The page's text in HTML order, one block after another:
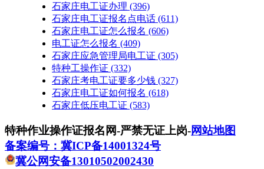
石家庄电工证办理 (396)
石家庄电工证报名点电话 (611)
石家庄电工证怎么报名 (606)
电工证怎么报名 (409)
石家庄应急管理局电工证 (305)
特种工操作证 (332)
石家庄考电工证要多少钱 (327)
石家庄电工证如何报名 (618)
石家庄低压电工证 (583)
特种作业操作证报名网-严禁无证上岗-网站地图
备案编号：冀ICP备14001324号
冀公网安备13010502002430